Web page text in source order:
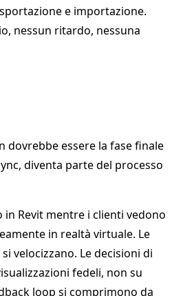
e importazione.
nessun ritardo, nessuna
dovrebbe essere la fase finale
diventa parte del processo
Revit mentre i clienti vedono
in realtà virtuale. Le
velocizzano. Le decisioni di
fedeli, non su
loop si comprimono da